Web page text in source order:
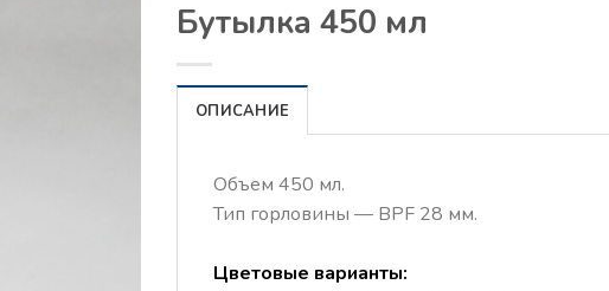
Бутылка 450 мл
ОПИСАНИЕ
Объем 450 мл.
Тип горловины — BPF 28 мм.
Цветовые варианты: